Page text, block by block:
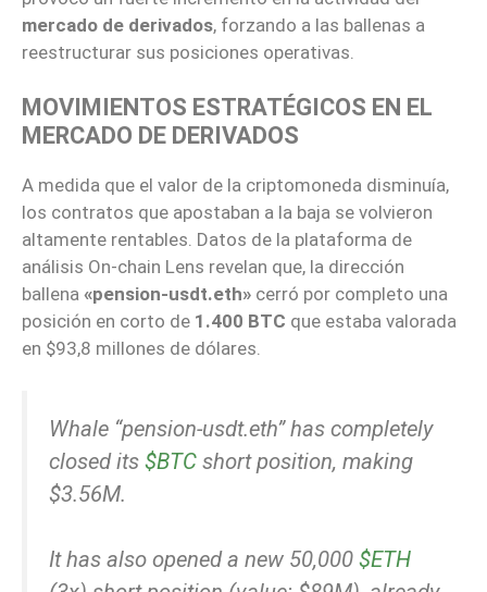
mercado de derivados, forzando a las ballenas a
reestructurar sus posiciones operativas.
MOVIMIENTOS ESTRATÉGICOS EN EL
MERCADO DE DERIVADOS
A medida que el valor de la criptomoneda disminuía,
los contratos que apostaban a la baja se volvieron
altamente rentables. Datos de la plataforma de
análisis On-chain Lens revelan que, la dirección
ballena «pension-usdt.eth» cerró por completo una
posición en corto de 1.400 BTC que estaba valorada
en $93,8 millones de dólares.
Whale “pension-usdt.eth” has completely
closed its $BTC short position, making
$3.56M.
It has also opened a new 50,000 $ETH